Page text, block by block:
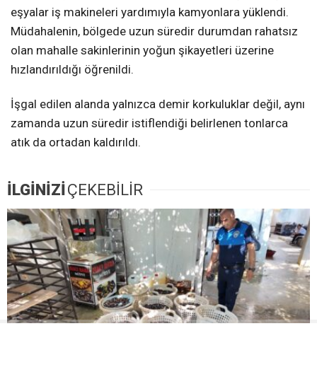
eşyalar iş makineleri yardımıyla kamyonlara yüklendi.
Müdahalenin, bölgede uzun süredir durumdan rahatsız
olan mahalle sakinlerinin yoğun şikayetleri üzerine
hızlandırıldığı öğrenildi.
İşgal edilen alanda yalnızca demir korkuluklar değil, aynı
zamanda uzun süredir istiflendiği belirlenen tonlarca
atık da ortadan kaldırıldı.
İLGİNİZİÇEKEBİLİR